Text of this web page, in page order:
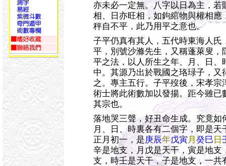
亦未必一定無。八字以日為主，若
相、日亦旺相，如鉤綰物與權相應
秤自不平，此乃用平之意也。
子平仍真有其人，五代時東海人氏
平，別號沙滌先生，又稱蓬萊叟，
平之法，以人所生之年、月、日、
中。其源乃出於戰國之珞琭子，又
之。專主五行。子平歿後，宋孝宗
術士將此術數加以發揚。距今雖已
其宗也。
落地哭三聲，好丑命生成。究竟如
月、日、時裏各有二個字，即是
正月初一，是庚辰年戊寅月癸巳 日
辛是地支，月戊是天干，寅是地支
支，時壬是天干，子是地支，一共